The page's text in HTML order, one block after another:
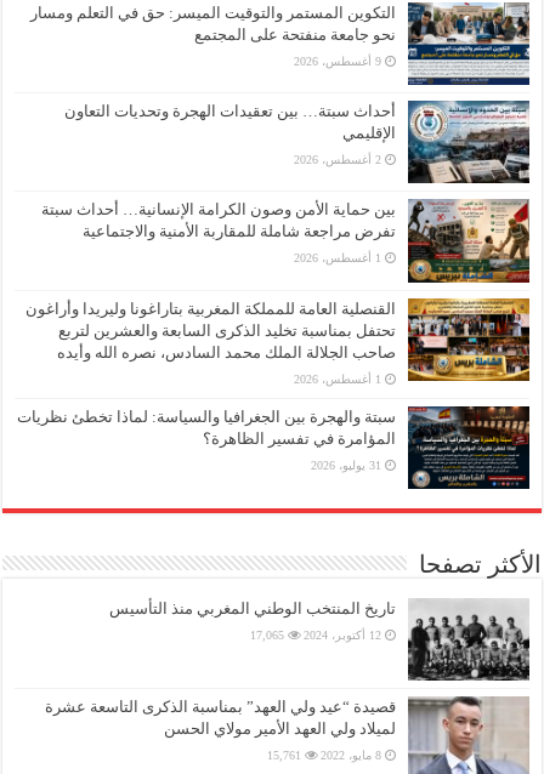
التكوين المستمر والتوقيت الميسر: حق في التعلم ومسار
نحو جامعة منفتحة على المجتمع
9 أغسطس، 2026
أحداث سبتة… بين تعقيدات الهجرة وتحديات التعاون
الإقليمي
2 أغسطس، 2026
بين حماية الأمن وصون الكرامة الإنسانية… أحداث سبتة
تفرض مراجعة شاملة للمقاربة الأمنية والاجتماعية
1 أغسطس، 2026
القنصلية العامة للمملكة المغربية بتاراغونا وليريدا وأراغون
تحتفل بمناسبة تخليد الذكرى السابعة والعشرين لتربع
صاحب الجلالة الملك محمد السادس، نصره الله وأيده
1 أغسطس، 2026
سبتة والهجرة بين الجغرافيا والسياسة: لماذا تخطئ نظريات
المؤامرة في تفسير الظاهرة؟
31 يوليو، 2026
الأكثر تصفحا
تاريخ المنتخب الوطني المغربي منذ التأسيس
12 أكتوبر، 2024 17,065
قصيدة “عيد ولي العهد” بمناسبة الذكرى التاسعة عشرة
لميلاد ولي العهد الأمير مولاي الحسن
8 مايو، 2022 15,761